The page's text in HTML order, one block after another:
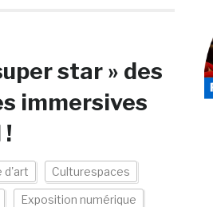
star » des
immersives
d'art Culturespaces
Exposition numérique